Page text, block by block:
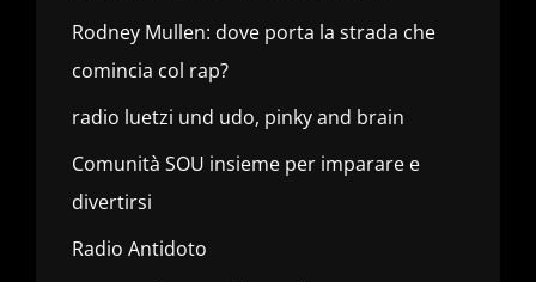
Rodney Mullen: dove porta la strada che
comincia col rap?
radio luetzi und udo, pinky and brain
Comunità SOU insieme per imparare e
divertirsi
Radio Antidoto